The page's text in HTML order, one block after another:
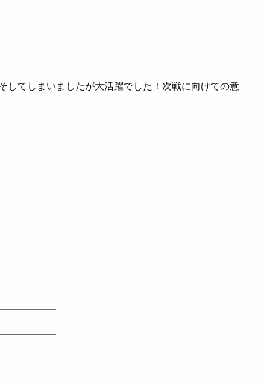
してしまいましたが大活躍でした！次戦に向けての意